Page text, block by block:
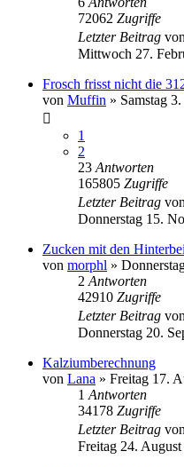
72062 Zugriffe
Letzter Beitrag von
Mittwoch 27.
Frosch frisst nicht die
von Muffin » Samstag
1
2
23 Antworten
165805 Zugriffe
Letzter Beitrag von
Donnerstag 15.
Zucken mit den
von morphl »
2 Antworten
42910 Zugriffe
Letzter Beitrag von
Donnerstag 20.
Kalziumberechnung
von Lana » Freitag 17.
1 Antworten
34178 Zugriffe
Letzter Beitrag von
Freitag 24.